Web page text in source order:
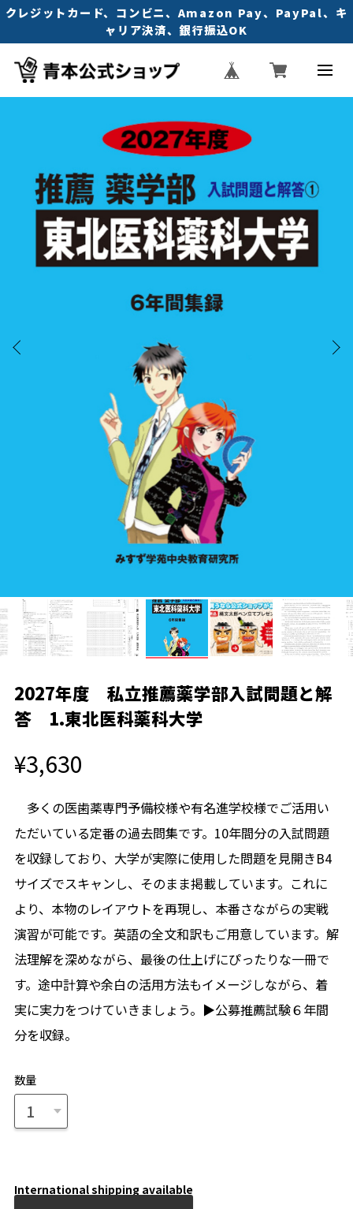
クレジットカード、コンビニ、Amazon Pay、PayPal、キ
ャリア決済、銀行振込OK
2027年度 私立推薦薬学部入試問題と解
答 1.東北医科薬科大学
¥3,630
多くの医歯薬専門予備校様や有名進学校様でご活用い
ただいている定番の過去問集です。10年間分の入試問題
を収録しており、大学が実際に使用した問題を見開きB4
サイズでスキャンし、そのまま掲載しています。これに
より、本物のレイアウトを再現し、本番さながらの実戦
演習が可能です。英語の全文和訳もご用意しています。解
法理解を深めながら、最後の仕上げにぴったりな一冊で
す。途中計算や余白の活用方法もイメージしながら、着
実に実力をつけていきましょう。▶公募推薦試験６年間
分を収録。
数量
International shipping available